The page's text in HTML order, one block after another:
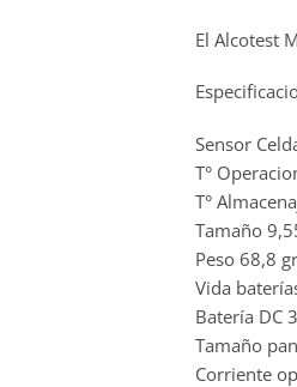
El Alcotest
Sensor
T°
T°
Tamaño
Peso 68,8
Vida
Batería DC
Tamaño
Corriente